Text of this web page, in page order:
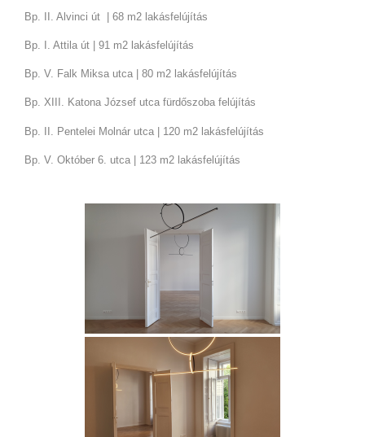
Bp. II. Alvinci út | 68 m2 lakásfelújítás
Bp. I. Attila út | 91 m2 lakásfelújítás
Bp. V. Falk Miksa utca | 80 m2 lakásfelújítás
Bp. XIII. Katona József utca fürdőszoba felújítás
Bp. II. Pentelei Molnár utca | 120 m2 lakásfelújítás
Bp. V. Október 6. utca | 123 m2 lakásfelújítás